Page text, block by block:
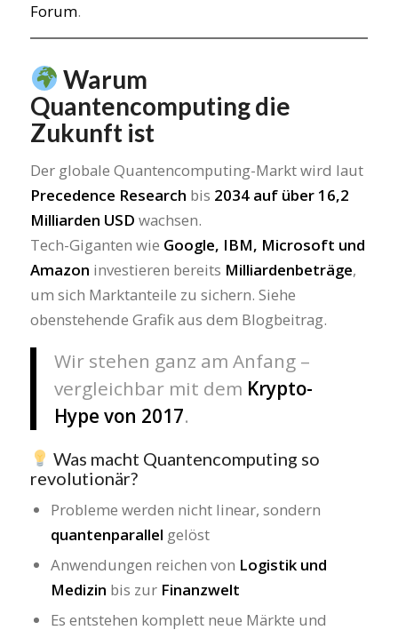
Forum.
Warum
Quantencomputing die
Zukunft ist
Der globale Quantencomputing-Markt wird laut
Precedence Research bis 2034 auf über 16,2
Milliarden USD wachsen.
Tech-Giganten wie Google, IBM, Microsoft und
Amazon investieren bereits Milliardenbeträge,
um sich Marktanteile zu sichern. Siehe
obenstehende Grafik aus dem Blogbeitrag.
Wir stehen ganz am Anfang –
vergleichbar mit dem Krypto-
Hype von 2017.
Was macht Quantencomputing so
revolutionär?
Probleme werden nicht linear, sondern
quantenparallel gelöst
Anwendungen reichen von Logistik und
Medizin bis zur Finanzwelt
Es entstehen komplett neue Märkte und